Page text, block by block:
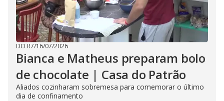
DO R7/16/07/2026
Bianca e Matheus preparam bolo
de chocolate | Casa do Patrão
Aliados cozinharam sobremesa para comemorar o último
dia de confinamento